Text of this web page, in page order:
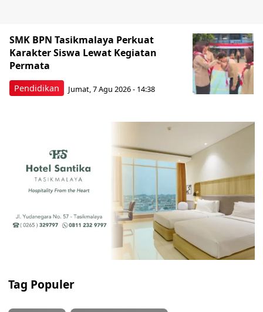
Pendidikan
SMK BPN Tasikmalaya Perkuat
Karakter Siswa Lewat Kegiatan
Permata
Jumat, 7 Agu 2026 - 14:38
Tag Populer